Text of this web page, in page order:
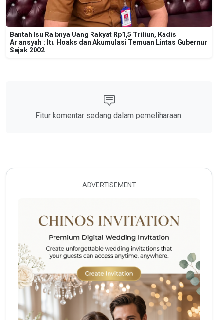
Bantah Isu Raibnya Uang Rakyat Rp1,5 Triliun, Kadis
Ariansyah : Itu Hoaks dan Akumulasi Temuan Lintas Gubernur
Sejak 2002
Fitur komentar sedang dalam pemeliharaan.
ADVERTISEMENT